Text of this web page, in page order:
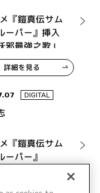
『鎧真伝サム
ーパー』挿入
邪最強之歌」
詳細を見る
DIGITAL
『鎧真伝サム
ーパー』